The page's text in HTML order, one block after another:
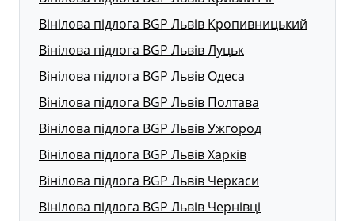
Вінілова підлога BGP Львів Кропивницький
Вінілова підлога BGP Львів Луцьк
Вінілова підлога BGP Львів Одеса
Вінілова підлога BGP Львів Полтава
Вінілова підлога BGP Львів Ужгород
Вінілова підлога BGP Львів Харків
Вінілова підлога BGP Львів Черкаси
Вінілова підлога BGP Львів Чернівці